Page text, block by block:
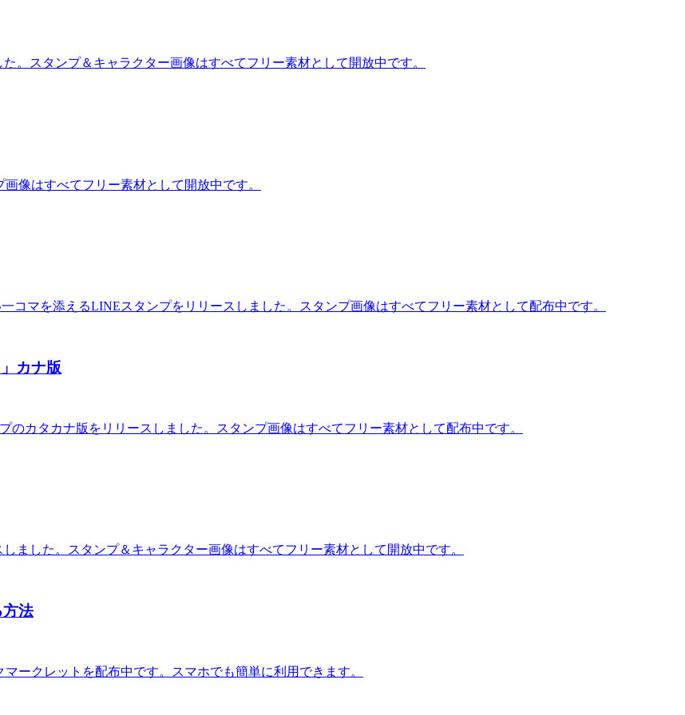
。スタンプ＆キャラクター画像はすべてフリー素材として開放中です。
像はすべてフリー素材として開放中です。
コマを添えるLINEスタンプをリリースしました。スタンプ画像はすべてフリー素材として配布中です。
カナ版
カタカナ版をリリースしました。スタンプ画像はすべてフリー素材として配布中です。
ました。スタンプ＆キャラクター画像はすべてフリー素材として開放中です。
法
ークレットを配布中です。スマホでも簡単に利用できます。